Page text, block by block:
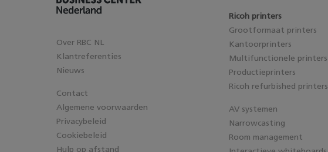
Over RBC NL
Klantreferenties
Nieuws
Contact
Algemene voorwaarden
Privacybeleid
Cookiebeleid
Hulp op afstand
Ricoh printers
Grootformaat printers
Kantoorprinters
Multifunctionele printers
Productieprinters
Ricoh refurbished printers
AV systemen
Narrowcasting
Room management